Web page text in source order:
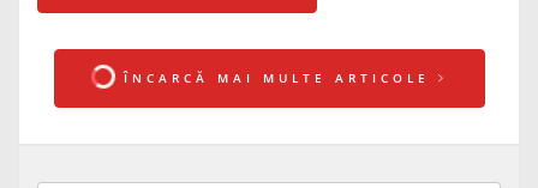
ÎNCARCĂ MAI MULTE ARTICOLE